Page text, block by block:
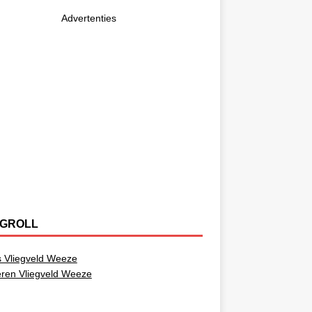
Advertenties
Vliegveld Weeze
Vliegveld Weeze